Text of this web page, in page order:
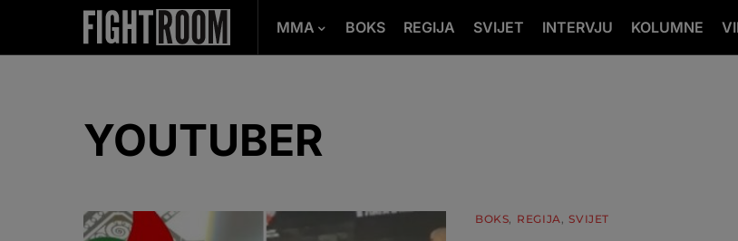
MMA BOKS REGIJA SVIJET INTERVJU KOLUMNE
YOUTUBER
BOKS REGIJA SVIJET